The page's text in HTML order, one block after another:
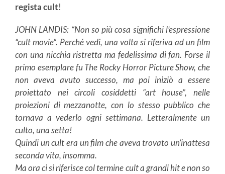
regista cult!
JOHN LANDIS: “Non so più cosa significhi l’espressione
“cult movie”. Perché vedi, una volta si riferiva ad un film
con una nicchia ristretta ma fedelissima di fan. Forse il
primo esemplare fu The Rocky Horror Picture Show, che
non aveva avuto successo, ma poi iniziò a essere
proiettato nei circoli cosiddetti “art house”, nelle
proiezioni di mezzanotte, con lo stesso pubblico che
tornava a vederlo ogni settimana. Letteralmente un
culto, una setta!
Quindi un cult era un film che aveva trovato un’inattesa
seconda vita, insomma.
Ma ora ci si riferisce col termine cult a grandi hit e non so